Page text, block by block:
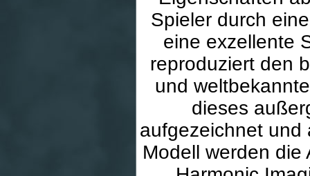
Spieler durch
eine exzellente
reproduziert den
und
dieses
aufgezeichnet und
Modell werden